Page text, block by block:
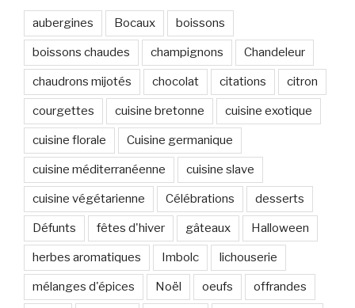
aubergines Bocaux boissons
boissons chaudes champignons Chandeleur
chaudrons mijotés chocolat citations citron
courgettes cuisine bretonne cuisine exotique
cuisine florale Cuisine germanique
cuisine méditerranéenne cuisine slave
cuisine végétarienne Célébrations desserts
Défunts fêtes d'hiver gâteaux Halloween
herbes aromatiques Imbolc lichouserie
mélanges d'épices Noël oeufs offrandes